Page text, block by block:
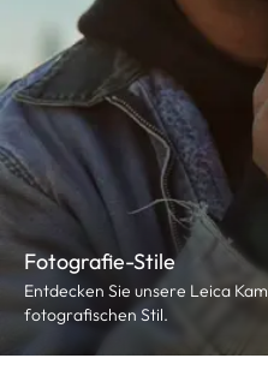
Fotografie-Stile
Entdecken Sie unsere Leica
fotografischen Stil.